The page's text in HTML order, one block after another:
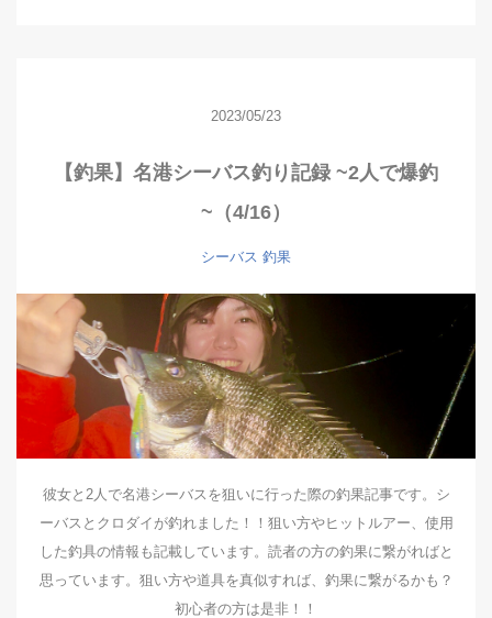
2023/05/23
【釣果】名港シーバス釣り記録 ~2人で爆釣
~（4/16）
シーバス 釣果
彼女と2人で名港シーバスを狙いに行った際の釣果記事です。シ
ーバスとクロダイが釣れました！！狙い方やヒットルアー、使用
した釣具の情報も記載しています。読者の方の釣果に繋がればと
思っています。狙い方や道具を真似すれば、釣果に繋がるかも？
初心者の方は是非！！